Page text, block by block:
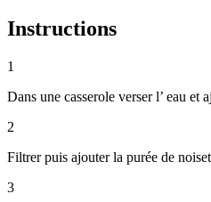
Instructions
1
Dans une casserole verser l’ eau
2
Filtrer puis ajouter la purée de
3